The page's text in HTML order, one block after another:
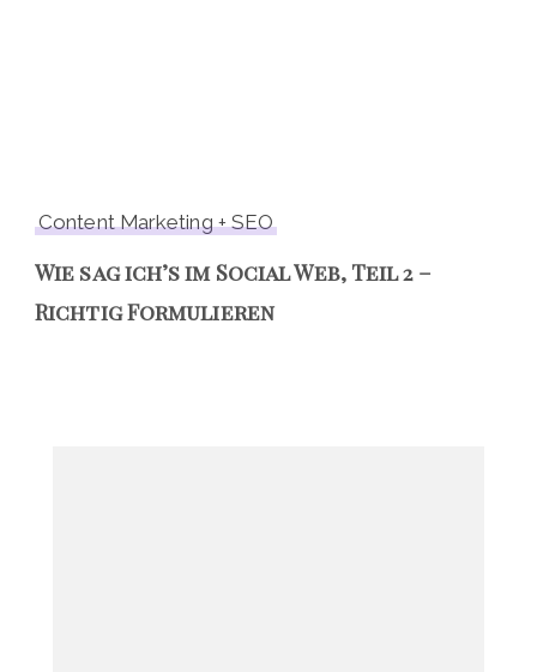
Content Marketing + SEO
Wie sag ich’s im Social Web, Teil 2 –
Richtig Formulieren